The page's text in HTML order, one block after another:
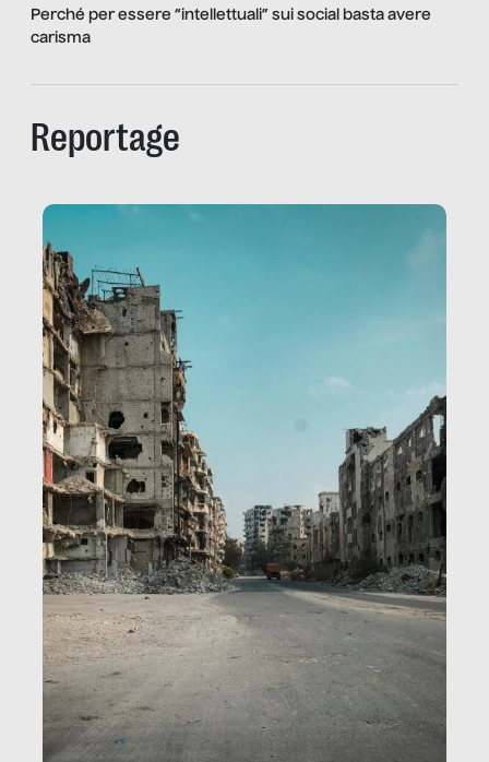
Perché per essere “intellettuali” sui social basta avere
carisma
Reportage